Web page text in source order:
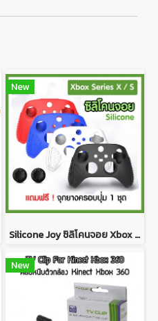
New
Silicone Joy ซิลิโคนจอย Xbox Series X / S ซิลิโคนเนื้อนุ่ม กระชับ สำหรับใส่จอย Xbox รุ่นใหม่ Series X และ S
New